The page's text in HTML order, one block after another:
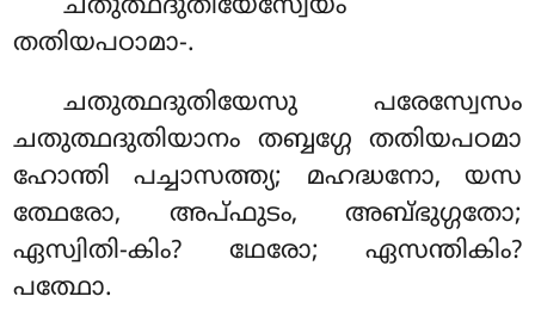
ചതുത്ഥദുതിയേസ്വേയം
തതിയപഠാമാ-.
ചതുത്ഥദുതിയേസു പരേസ്വേസം
ചതുത്ഥദുതിയാനം തബ്ബഗ്ഗേ തതിയപഠമാ
ഹോന്തി പച്ചാസത്ത്യ; മഹദ്ധനോ, യസ
ത്ഥേരോ, അപ്ഫുടം, അബ്ഭുഗ്ഗതോ;
ഏസ്വിതി-കിം? ഥേരോ; ഏസന്തികിം?
പത്ഥോ.